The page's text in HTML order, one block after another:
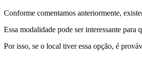
Conforme comentamos anteriormente,
Essa modalidade pode ser interessante para
Por isso, se o local tiver essa opção, é